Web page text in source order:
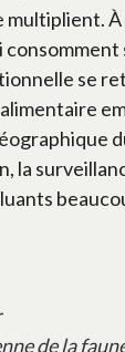
multiplient.
se
la
de la